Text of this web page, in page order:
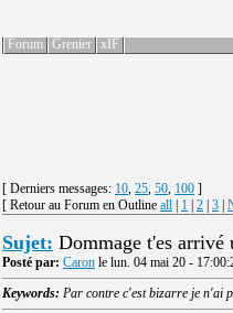
Forum Grenier xIF
[ Derniers messages: 10, 25, 50, 100 ]
[ Retour au Forum en Outline all 1 2 3
Sujet: Dommage t'es arrivé
Posté par: Caron le lun. 04 mai 20 -
Keywords: Par contre c'est bizarre je n'ai